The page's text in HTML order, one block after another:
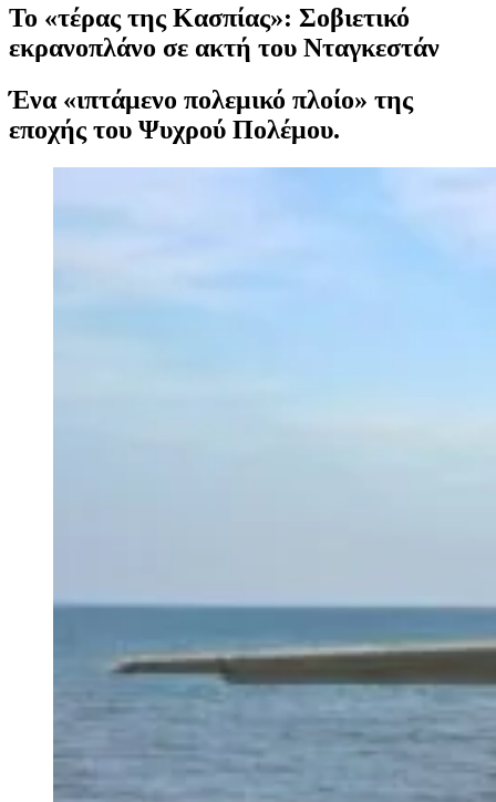
To «τέρας της Κασπίας»: Σοβιετικό
εκρανοπλάνο σε ακτή του Νταγκεστάν
Ένα «ιπτάμενο πολεμικό πλοίο» της
εποχής του Ψυχρού Πολέμου.